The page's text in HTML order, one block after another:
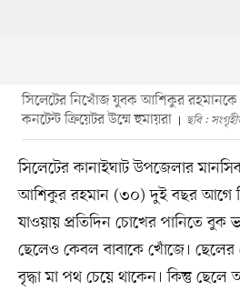
সিলেটের নিখোঁজ যুবক আশিকুর রহমানকে
কনটেন্ট ক্রিয়েটর উম্মে হুমায়রা
ছবি :
সিলেটের কানাইঘাট উপজেলার
আশিকুর রহমান (৩০) দুই বছর আগে
যাওয়ায় প্রতিদিন চোখের পানিতে বুক
ছেলেও কেবল বাবাকে খোঁজে। ছেলের
বৃদ্ধা মা পথ চেয়ে থাকেন। কিন্তু